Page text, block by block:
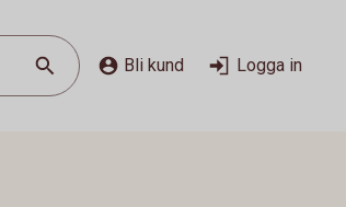
Bli kund Logga in